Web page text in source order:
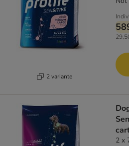
2 variante
2 x